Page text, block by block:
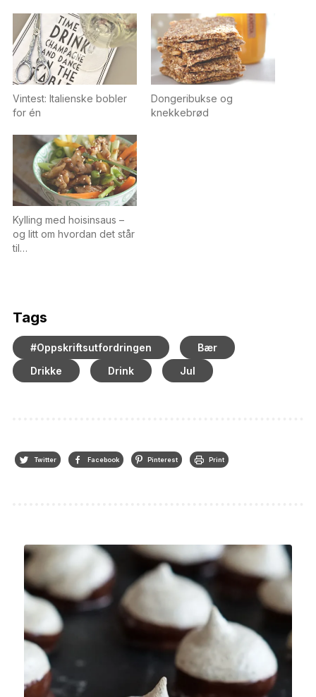
Vintest: Italienske bobler
for én
Dongeribukse og
knekkebrød
Kylling med hoisinsaus –
og litt om hvordan det står
til…
Tags
#oppskriftsutfordringen
Bær
Drikke
Drink Jul
Twitter Facebook Pinterest Print